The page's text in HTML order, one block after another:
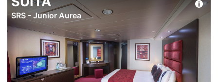
SRS - Junior Aurea